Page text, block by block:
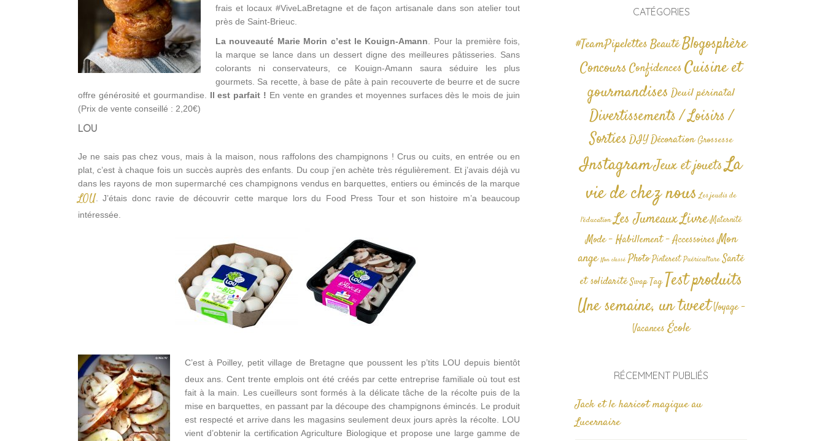
frais et locaux #ViveLaBretagne et de façon artisanale dans son atelier tout
près de Saint-Brieuc.
La nouveauté Marie Morin c’est le Kouign-Amann . Pour la première fois,
la marque se lance dans un dessert digne des meilleures pâtisseries. Sans
colorants ni conservateurs, ce Kouign-Amann saura séduire les plus
gourmets. Sa recette, à base de pâte à pain recouverte de beurre et de sucre
offre générosité et gourmandise. Il est parfait ! En vente en grandes et moyennes surfaces dès le mois de juin
(Prix de vente conseillé : 2,20€)
LOU
Je ne sais pas chez vous, mais à la maison, nous raffolons des champignons ! Crus ou cuits, en entrée ou en
plat, c’est à chaque fois un succès auprès des enfants. Du coup j’en achète très régulièrement. Et j’avais déjà vu
dans les rayons de mon supermarché ces champignons vendus en barquettes, entiers ou émincés de la marque
LOU . J’étais donc ravie de découvrir cette marque lors du Food Press Tour et son histoire m’a beaucoup
intéressée.
C’est à Poilley, petit village de Bretagne que poussent les p’tits LOU depuis bientôt
deux ans. Cent trente emplois ont été créés par cette entreprise familiale où tout est
fait à la main. Les cueilleurs sont formés à la délicate tâche de la récolte puis de la
mise en barquettes, en passant par la découpe des champignons émincés. Le produit
est respecté et arrive dans les magasins seulement deux jours après la récolte. LOU
vient d’obtenir la certification Agriculture Biologique et propose une large gamme de
CATÉGORIES
#TeamPipelettesBeautéBlogosphère
ConcoursConfidences Cuisine et
gourmandises Deuil périnatal
Divertissements / Loisirs /
SortiesDIYDécoration Grossesse
InstagramJeux et jouetsLa
vie de chez nous Les jeudis de
l'éducation Les JumeauxLivre Maternité
Mode - Habillement - AccessoiresMon
ange Non classé Photo Pinterest Puériculture Santé
et solidarité Swap TagTest produits
Une semaine, un tweetVoyage -
Vacances École
RÉCEMMENT PUBLIÉS
Jack et le haricot magique au
Lucernaire